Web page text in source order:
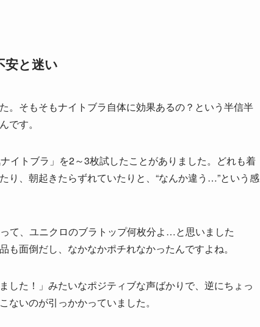
と迷い
。そもそもナイトブラ自体に効果あるの？という半信半
です。
イトブラ」を2～3枚試したことがありました。どれも着
り、朝起きたらずれていたりと、“なんか違う…”という感
て、ユニクロのブラトップ何枚分よ…と思いました
も面倒だし、なかなかポチれなかったんですよね。
した！」みたいなポジティブな声ばかりで、逆にちょっ
いのが引っかかっていました。